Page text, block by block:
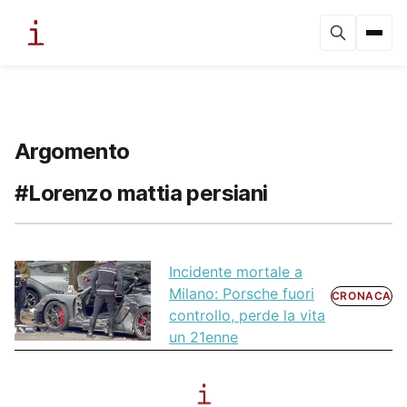
Argomento
#Lorenzo mattia persiani
Incidente mortale a
Milano: Porsche fuori
controllo, perde la vita
un 21enne
CRONACA